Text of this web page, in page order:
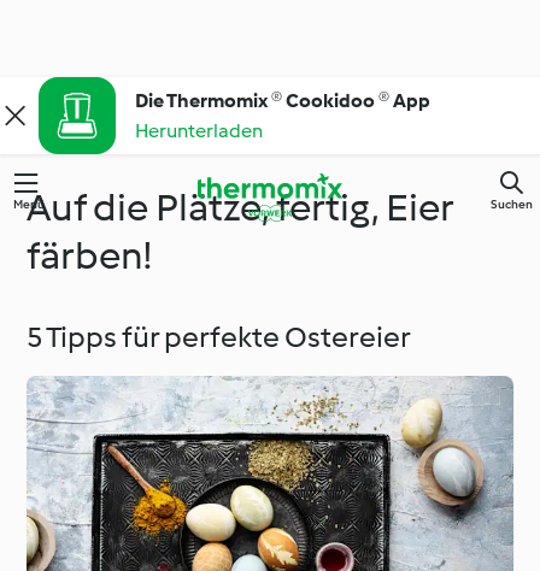
Die Thermomix ® Cookidoo ® App
Herunterladen
Menü Suchen
Auf die Plätze, fertig, Eier
färben!
5 Tipps für perfekte Ostereier